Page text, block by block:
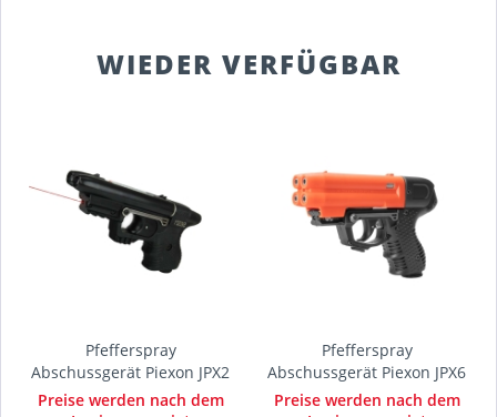
WIEDER VERFÜGBAR
Pfefferspray
Abschussgerät Piexon JPX2
Gen1 mit...
Preise werden nach dem
Pfefferspray
Abschussgerät Piexon JPX6
Standard
Preise werden nach dem